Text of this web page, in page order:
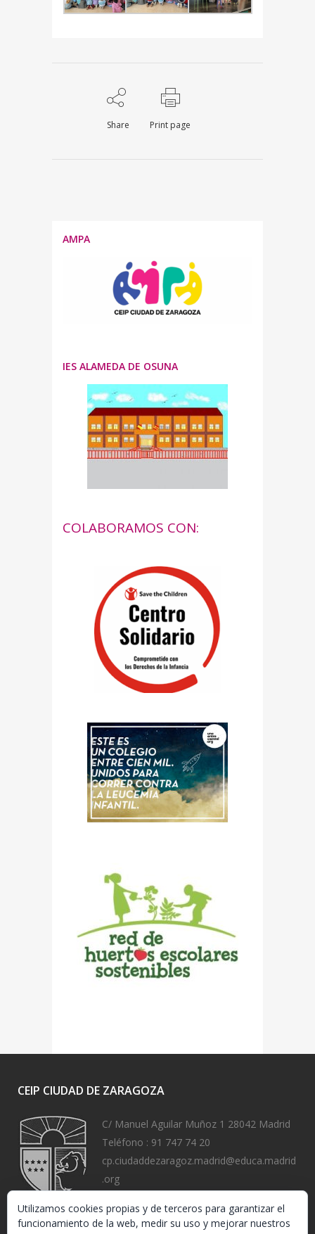
Share Print page
AMPA
IES ALAMEDA DE OSUNA
COLABORAMOS CON:
CEIP CIUDAD DE ZARAGOZA
C/ Manuel Aguilar Muñoz 1 28042 Madrid
Teléfono : 91 747 74 20
cp.ciudaddezaragoz.madrid@educa.madrid
.org
Utilizamos cookies propias y de terceros para garantizar el
funcionamiento de la web, medir su uso y mejorar nuestros